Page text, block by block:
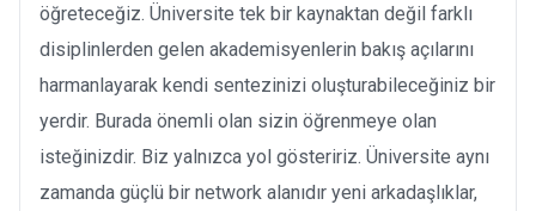
öğreteceğiz. Üniversite tek bir kaynaktan değil farklı
disiplinlerden gelen akademisyenlerin bakış açılarını
harmanlayarak kendi sentezinizi oluşturabileceğiniz bir
yerdir. Burada önemli olan sizin öğrenmeye olan
isteğinizdir. Biz yalnızca yol gösteririz. Üniversite aynı
zamanda güçlü bir network alanıdır yeni arkadaşlıklar,